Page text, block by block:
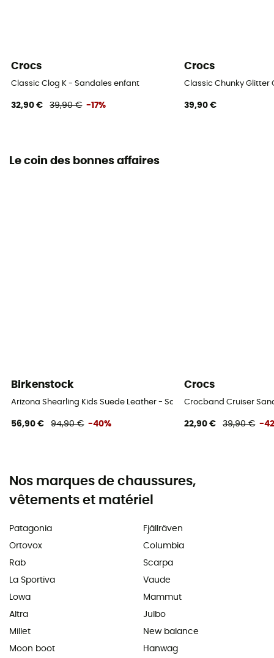
Crocs
Classic Clog K - Sandales enfant
32,90 € 39,90 € -17%
Crocs
Classic Chunky Glitter
39,90 €
Le coin des bonnes affaires
Birkenstock
Arizona Shearling Kids Suede Leather - Sandales enfant
56,90 € 94,90 € -40%
Crocs
Crocband Cruiser
22,90 € 39,90 € -
Nos marques de chaussures,
vêtements et matériel
Patagonia
Ortovox
Rab
La Sportiva
Lowa
Altra
Millet
Moon boot
Fjällräven
Columbia
Scarpa
Vaude
Mammut
Julbo
New balance
Hanwag